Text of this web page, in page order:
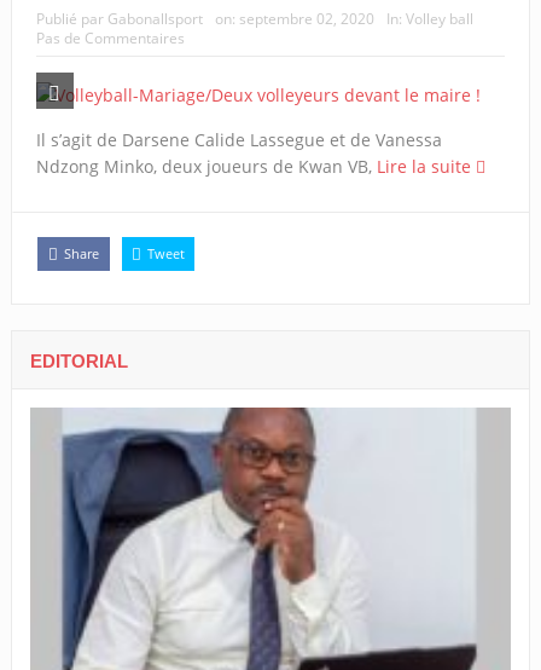
Publié par Gabonallsport on: septembre 02, 2020 In: Volley ball
Pas de Commentaires
Il s’agit de Darsene Calide Lassegue et de Vanessa
Ndzong Minko, deux joueurs de Kwan VB, Lire la suite
Share Tweet
EDITORIAL